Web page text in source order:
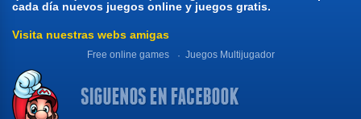
cada día nuevos juegos online y juegos gratis.
Visita nuestras webs amigas
Free online games Juegos Multijugador